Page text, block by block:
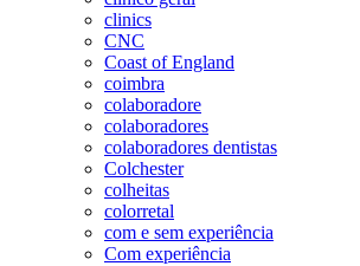
clinics
CNC
Coast of England
coimbra
colaboradore
colaboradores
colaboradores dentistas
Colchester
colheitas
colorretal
com e sem experiência
Com experiência